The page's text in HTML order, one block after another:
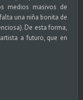
medios masivos de
una niña bonita de
De esta forma,
a futuro, que en